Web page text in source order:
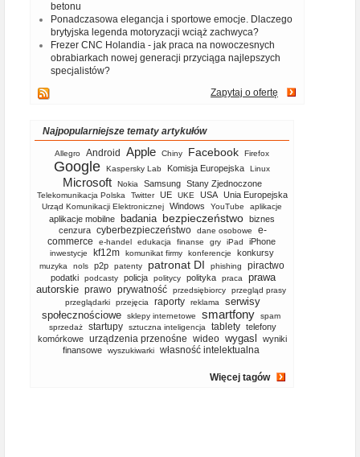
betonu
Ponadczasowa elegancja i sportowe emocje. Dlaczego
brytyjska legenda motoryzacji wciąż zachwyca?
Frezer CNC Holandia - jak praca na nowoczesnych
obrabiarkach nowej generacji przyciąga najlepszych
specjalistów?
Zapytaj o ofertę
Najpopularniejsze tematy artykułów
Allegro Android Apple Chiny Facebook Firefox
Google Kaspersky Lab Komisja Europejska Linux
Microsoft Nokia Samsung Stany Zjednoczone
Telekomunikacja Polska Twitter UE UKE USA Unia Europejska
Urząd Komunikacji Elektronicznej Windows YouTube aplikacje
aplikacje mobilne badania bezpieczeństwo biznes
cenzura cyberbezpieczeństwo dane osobowe
e-
commerce
e-handel edukacja finanse gry iPad iPhone
inwestycje kf12m komunikat firmy konferencje konkursy
muzyka nols p2p patenty patronat DI phishing piractwo
podatki podcasty policja politycy polityka praca
prawa
autorskie prawo prywatność przedsiębiorcy
przegląd prasy
przeglądarki
przejęcia raporty reklama
serwisy
społecznościowe
sklepy internetowe smartfony
spam
sprzedaż
startupy sztuczna inteligencja tablety telefony
komórkowe
urządzenia przenośne wideo wygasl
wyniki
finansowe
wyszukiwarki własność intelektualna
Więcej tagów